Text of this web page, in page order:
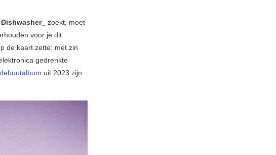
Dishwasher_
zoekt, moet
voor je dit
de kaart zette: met zin
gedrenkte
debuutalbum uit 2023 zijn